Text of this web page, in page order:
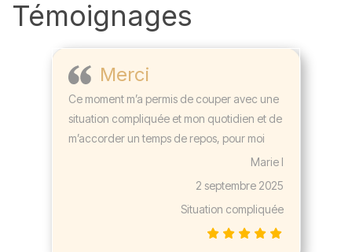
Témoignages
Merci
Ce moment m’a permis de couper avec une
situation compliquée et mon quotidien et de
m’accorder un temps de repos, pour moi
Marie l
2 septembre 2025
Situation compliquée